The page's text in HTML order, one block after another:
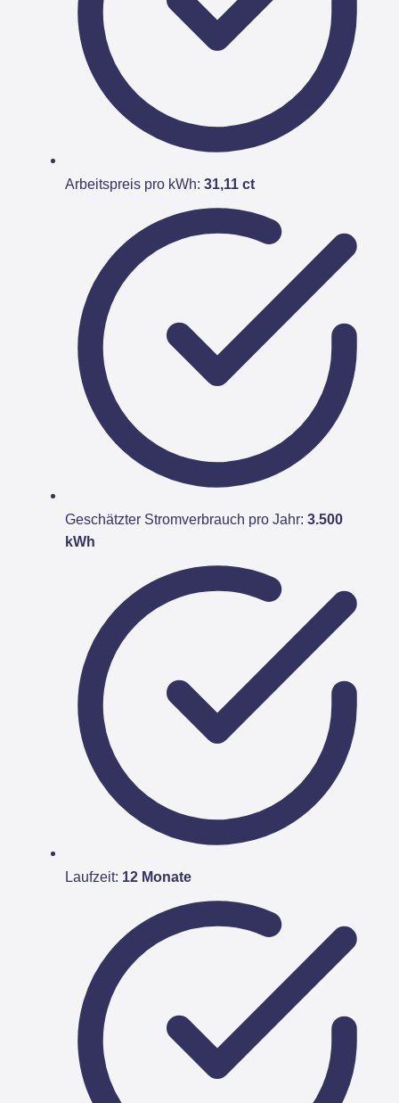
Arbeitspreis pro kWh: 31,11 ct
Geschätzter Stromverbrauch pro Jahr: 3.500
kWh
Laufzeit: 12 Monate